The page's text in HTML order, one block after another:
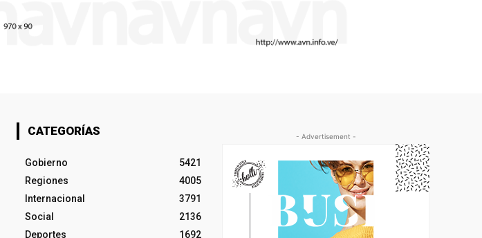
CATEGORÍAS
Gobierno
5421
Regiones
4005
Internacional
3791
Social
2136
Deportes
1692
- Advertisement -